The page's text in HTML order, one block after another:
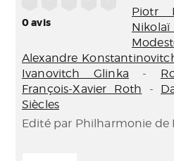
0avis
Piotr
Alexandre
Ivanovitch Glinka -
François-Xavier Roth -
Siècles
Edité par Philharmonie de